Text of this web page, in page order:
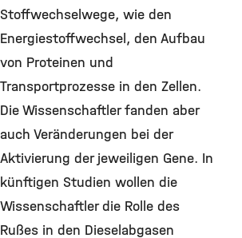
Stoffwechselwege, wie den
Energiestoffwechsel, den Aufbau
von Proteinen und
Transportprozesse in den Zellen.
Die Wissenschaftler fanden aber
auch Veränderungen bei der
Aktivierung der jeweiligen Gene. In
künftigen Studien wollen die
Wissenschaftler die Rolle des
Rußes in den Dieselabgasen